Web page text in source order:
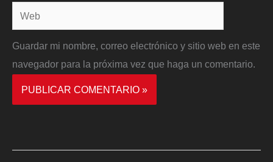
Web
Guardar mi nombre, correo electrónico y sitio web en este
navegador para la próxima vez que haga un comentario.